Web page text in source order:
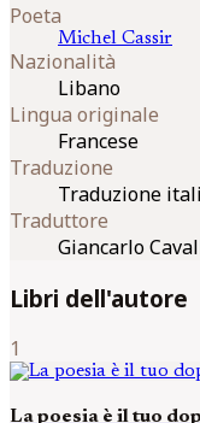
Poeta
Michel Cassir
Nazionalità
Libano
Lingua originale
Francese
Traduzione
Traduzione
Traduttore
Giancarlo
Libri dell'autore
1
La poesia è il tuo